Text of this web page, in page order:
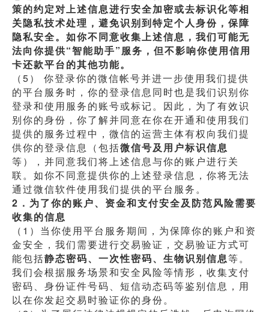
策的约定对上述信息进行安全加密或去标识化等相
关隐私技术处理，避免识别到特定个人身份，保障
隐私安全。如你不同意收集上述信息，我们可能无
法向你提供“智能助手”服务，但不影响你使用信用
卡还款平台的其他功能。
（5） 你登录你的微信帐号并进一步使用我们提供
的平台服务时，你的登录信息同时也是我们识别你
登录和使用服务的账号或标记。因此，为了有效识
别你的身份，你了解并同意在你在开通和使用我们
提供的服务过程中，微信的运营主体有权向我们提
供你的登录信息（包括微信号及用户标识信息
等），并同意我们将上述信息与你的账户进行关
联。如你不同意提供你的上述登录信息，你将无法
通过微信软件使用我们提供的平台服务。
2．为了你的账户、资金和支付安全及防范风险需要
收集的信息
（1）当你使用平台服务期间，为保障你的账户和资
金安全，我们需要进行交易验证，交易验证方式可
能包括静态密码、一次性密码、生物识别信息等。
我们会根据服务场景和安全风险等情形，收集支付
密码、身份证件号码、短信动态码等鉴别信息，用
以在你发起交易时验证你的身份。